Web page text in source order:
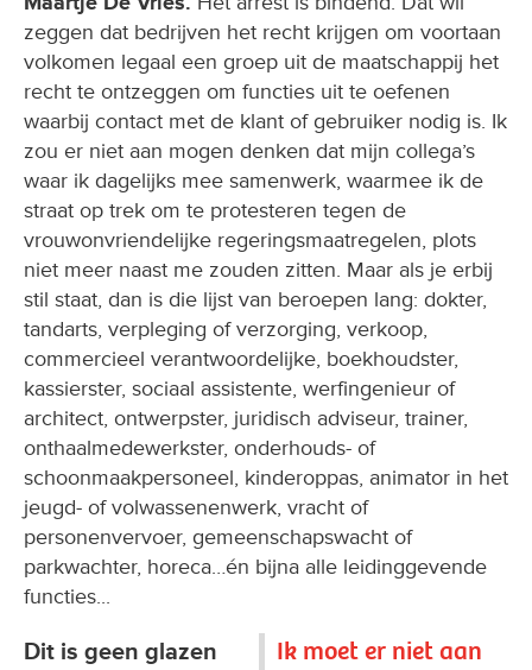
zeggen dat bedrijven het recht krijgen om voortaan
volkomen legaal een groep uit de maatschappij het
recht te ontzeggen om functies uit te oefenen
waarbij contact met de klant of gebruiker nodig is. Ik
zou er niet aan mogen denken dat mijn collega’s
waar ik dagelijks mee samenwerk, waarmee ik de
straat op trek om te protesteren tegen de
vrouwonvriendelijke regeringsmaatregelen, plots
niet meer naast me zouden zitten. Maar als je erbij
stil staat, dan is die lijst van beroepen lang: dokter,
tandarts, verpleging of verzorging, verkoop,
commercieel verantwoordelijke, boekhoudster,
kassierster, sociaal assistente, werfingenieur of
architect, ontwerpster, juridisch adviseur, trainer,
onthaalmedewerkster, onderhouds- of
schoonmaakpersoneel, kinderoppas, animator in het
jeugd- of volwassenenwerk, vracht of
personenvervoer, gemeenschapswacht of
parkwachter, horeca…én bijna alle leidinggevende
functies...
Ik moet er niet aan
Dit is geen glazen